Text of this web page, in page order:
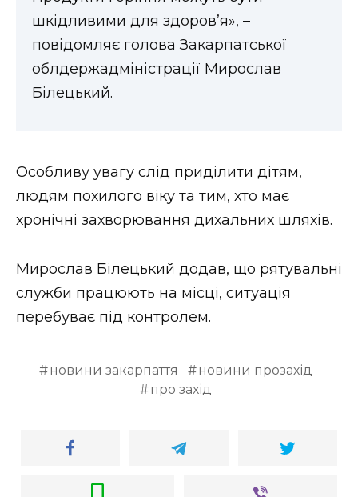
ВІДЕО
шкідливими для здоров’я», –
повідомляє голова Закарпатської
облдержадміністрації Мирослав
Білецький.
Особливу увагу слід приділити дітям,
людям похилого віку та тим, хто має
хронічні захворювання дихальних шляхів.
Мирослав Білецький додав, що рятувальні
служби працюють на місці, ситуація
перебуває під контролем.
новини закарпаття
новини прозахід
про захід